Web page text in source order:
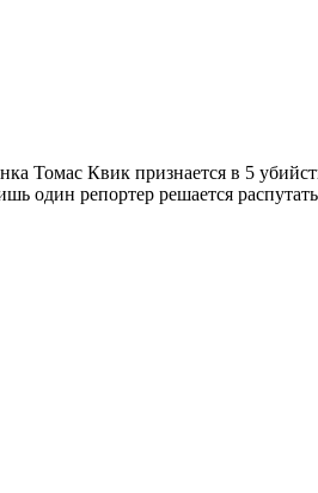
Томас Квик признается в 5
один репортер решается